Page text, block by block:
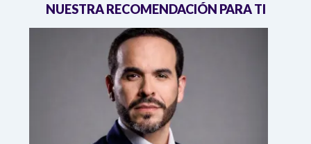
NUESTRA RECOMENDACIÓN PARA TI